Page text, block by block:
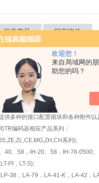
欢迎您！
来自局域网的
助您的吗？
相关产品 留言询价
（TR-Electronic GmbH）是一家专
经验的积累。主要研发和生产角度
等。其中值多圈旋转编码器zui高分
S、Parallel、Analog和
要包括：值编码器、增量式编码器
供多种的接口配置模块和各种附件以
TR编码器相应产品系列：
系列);
40、58，IH-20、58，IH-76-0500
PI，LT-S);
38，LA-79，LA-41-K，LA-42，